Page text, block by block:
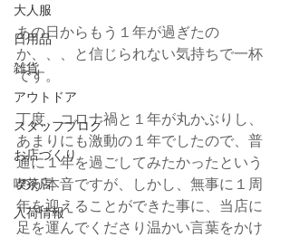
大人服
日用品
雑貨
アウトドア
スタッフブログ
お店づくり
喫茶店
入荷情報
あの日からもう１年が過ぎたの
か、、、と信じられない気持ちで一杯
です。
丁度、コロナ禍と１年が丸かぶりし、
あまりにも激動の１年でしたので、普
通に１年を過ごしてみたかったという
のが本音ですが、しかし、無事に１周
年を迎えることができた事に、当店に
足を運んでくださり温かい言葉をかけ